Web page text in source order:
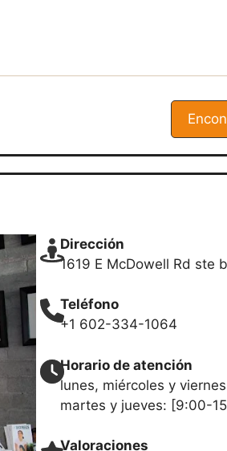
Dirección
1619 E McDowell Rd ste
Teléfono
+1 602-334-1064
Horario de atención
lunes, miércoles y
martes y jueves: [9:00-
Valoraciones